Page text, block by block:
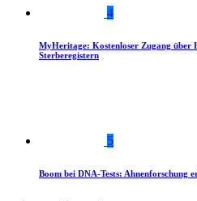
4
MyHeritage: Kostenloser Zugang über
Sterberegistern
5
Boom bei DNA-Tests: Ahnenforschung